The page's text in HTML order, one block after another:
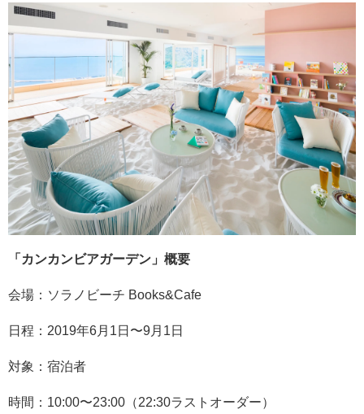
「カンカンビアガーデン」概要
会場：ソラノビーチ Books&Cafe
日程：2019年6月1日〜9月1日
対象：宿泊者
時間：10:00〜23:00（22:30ラストオーダー）